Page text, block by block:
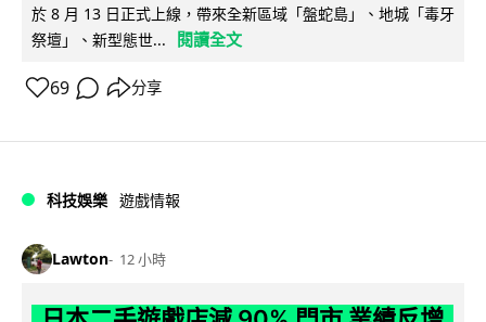
於 8 月 13 日正式上線，帶來全新區域「盤蛇島」、地城「毒牙
祭壇」、新型態世...
閱讀全文
69 分享
科技娛樂 遊戲情報
Lawton 12 小時